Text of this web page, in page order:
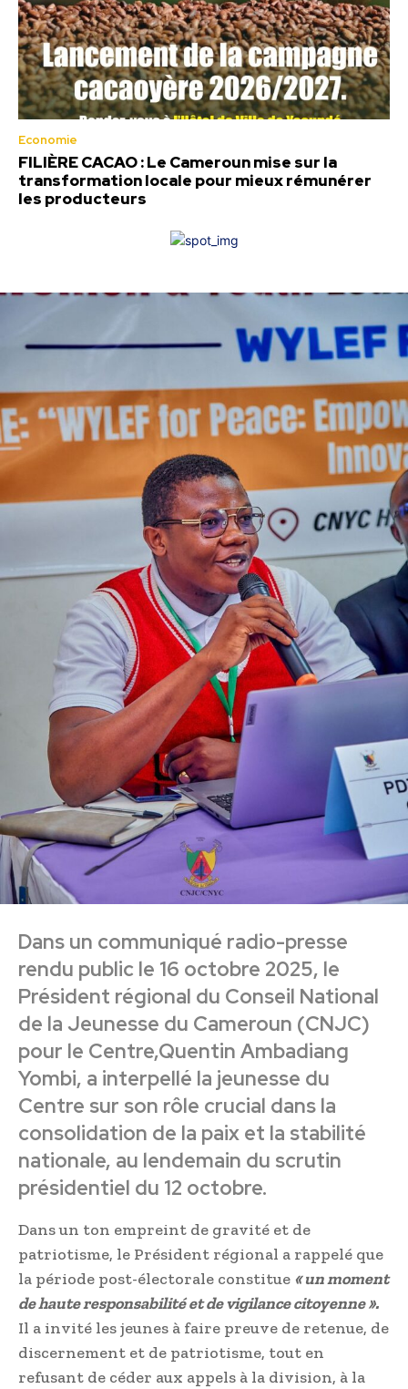
Economie
FILIÈRE CACAO : Le Cameroun mise sur la
transformation locale pour mieux rémunérer
les producteurs
Dans un communiqué radio-presse
rendu public le 16 octobre 2025, le
Président régional du Conseil National
de la Jeunesse du Cameroun (CNJC)
pour le Centre,Quentin Ambadiang
Yombi, a interpellé la jeunesse du
Centre sur son rôle crucial dans la
consolidation de la paix et la stabilité
nationale, au lendemain du scrutin
présidentiel du 12 octobre.
Dans un ton empreint de gravité et de
patriotisme, le Président régional a rappelé que
la période post-électorale constitue « un moment
de haute responsabilité et de vigilance citoyenne ».
Il a invité les jeunes à faire preuve de retenue, de
discernement et de patriotisme, tout en
refusant de céder aux appels à la division, à la